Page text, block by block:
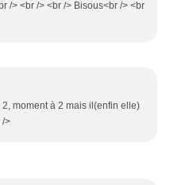
/> <br /> <br /> Bisous<br /> <br
moment à 2 mais il(enfin elle)
/>